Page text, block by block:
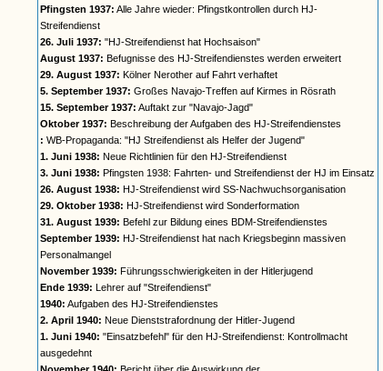
Pfingsten 1937: Alle Jahre wieder: Pfingstkontrollen durch HJ-
Streifendienst
26. Juli 1937: "HJ-Streifendienst hat Hochsaison"
August 1937: Befugnisse des HJ-Streifendienstes werden erweitert
29. August 1937: Kölner Nerother auf Fahrt verhaftet
5. September 1937: Großes Navajo-Treffen auf Kirmes in Rösrath
15. September 1937: Auftakt zur "Navajo-Jagd"
Oktober 1937: Beschreibung der Aufgaben des HJ-Streifendienstes
: WB-Propaganda: "HJ Streifendienst als Helfer der Jugend"
1. Juni 1938: Neue Richtlinien für den HJ-Streifendienst
3. Juni 1938: Pfingsten 1938: Fahrten- und Streifendienst der HJ im Einsatz
26. August 1938: HJ-Streifendienst wird SS-Nachwuchsorganisation
29. Oktober 1938: HJ-Streifendienst wird Sonderformation
31. August 1939: Befehl zur Bildung eines BDM-Streifendienstes
September 1939: HJ-Streifendienst hat nach Kriegsbeginn massiven
Personalmangel
November 1939: Führungsschwierigkeiten in der Hitlerjugend
Ende 1939: Lehrer auf "Streifendienst"
1940: Aufgaben des HJ-Streifendienstes
2. April 1940: Neue Dienststrafordnung der Hitler-Jugend
1. Juni 1940: "Einsatzbefehl" für den HJ-Streifendienst: Kontrollmacht
ausgedehnt